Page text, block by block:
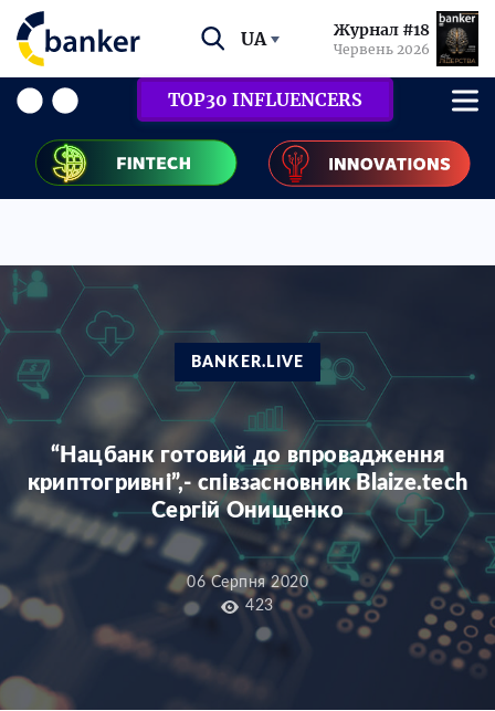
UA Журнал #18
Червень 2026
TOP30 INFLUENCERS
BANKER.LIVE
“Нацбанк готовий до впровадження
криптогривні”,- співзасновник Blaize.tech
Сергій Онищенко
06 Серпня 2020
423